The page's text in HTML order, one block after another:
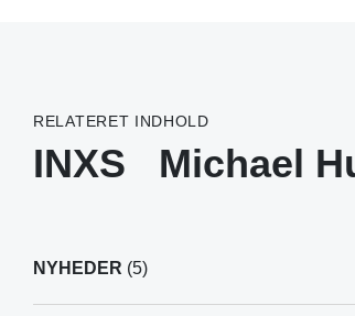
RELATERET INDHOLD
INXS Michael
NYHEDER (5)